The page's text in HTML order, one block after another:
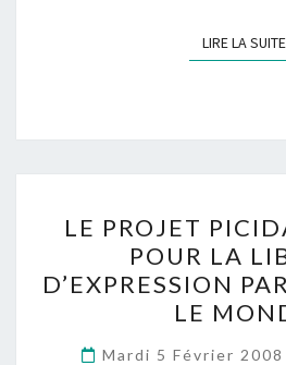
LIRE LA SUITE
:
LE PROJET
POUR LA
D’EXPRESSION
LE
Mardi 5 Février 2008